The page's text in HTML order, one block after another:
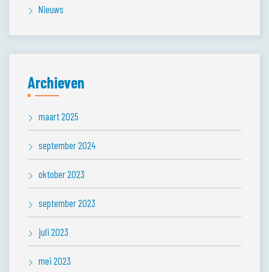
Nieuws
Archieven
maart 2025
september 2024
oktober 2023
september 2023
juli 2023
mei 2023